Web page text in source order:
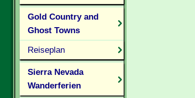
Gold Country and
Ghost Towns
Reiseplan
Sierra Nevada
Wanderferien